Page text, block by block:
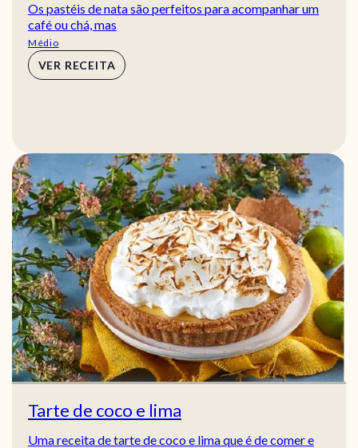
Os pastéis de nata são perfeitos para acompanhar um
café ou chá, mas
Médio
VER RECEITA
Tarte de coco e lima
Uma receita de tarte de coco e lima que é de comer e